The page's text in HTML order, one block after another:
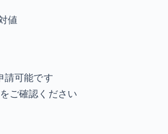
値
請可能です
ご確認ください